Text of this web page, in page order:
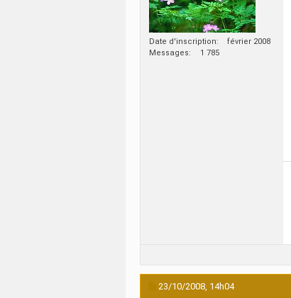
Date d'inscription
février 2008
Messages
1 785
23/10/2008, 14h04